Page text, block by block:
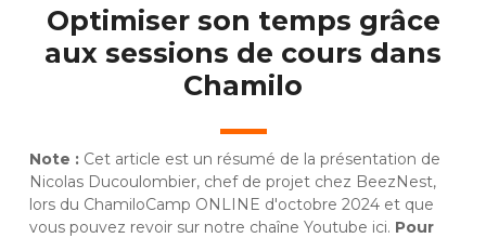
Optimiser son temps grâce
aux sessions de cours dans
Chamilo
Note : Cet article est un résumé de la présentation de
Nicolas Ducoulombier, chef de projet chez BeezNest,
lors du ChamiloCamp ONLINE d'octobre 2024 et que
vous pouvez revoir sur notre chaîne Youtube ici. Pour